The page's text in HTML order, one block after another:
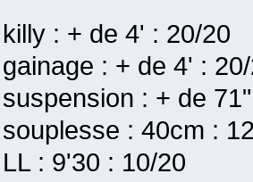
killy : + de 4' : 20/20
gainage : + de 4' :
suspension : + de
souplesse : 40cm :
LL : 9'30 : 10/20